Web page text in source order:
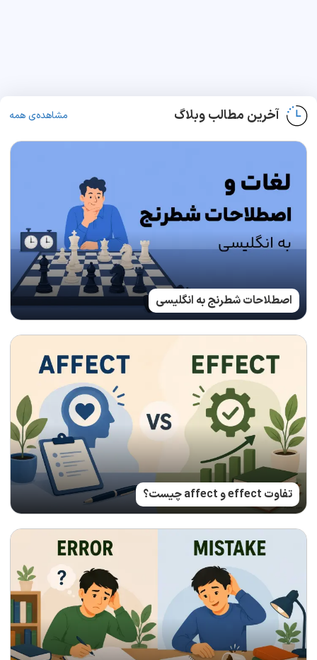
آخرین مطالب وبلاگ مشاهده‌ی همه
اصطلاحات شطرنج به انگلیسی
تفاوت effect و affect چیست؟